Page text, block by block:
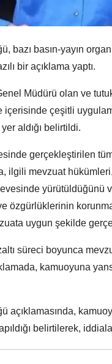
bazı basın-yayın
bir açıklama yaptı.
Müdürü olan ve
içerisinde çeşitli
aldığı belirtildi.
gerçekleştirilen
ilgili mevzuat
yürütüldüğünü
özgürlüklerinin
uygun şekilde
süreci boyunca
kamuoyuna
açıklamasında,
belirtilerek,